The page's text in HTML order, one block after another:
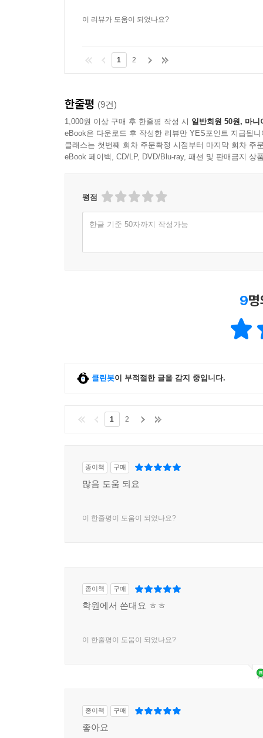
이 리뷰가 도움이 되었나요?
1 2
한줄평 (9건)
1,000원 이상 구매 후 한줄평 작성 시 일반회원 50원, 마니
eBook은 다운로드 후 작성한 리뷰만 YES포인트 지급됩니
클래스는 첫번째 회차 주문확정 시점부터 마지막 회차 주
eBook 페이백, CD/LP, DVD/Blu-ray, 패션 및 판매금지 상
평점
한글 기준 50자까지 작성가능
9
클린봇이 부적절한 글을 감지 중입니다.
1 2
종이책 구매
많음 도움 되요
이 한줄평이 도움이 되었나요?
종이책 구매
학원에서 쓴대요 ㅎㅎ
이 한줄평이 도움이 되었나요?
종이책 구매
좋아요